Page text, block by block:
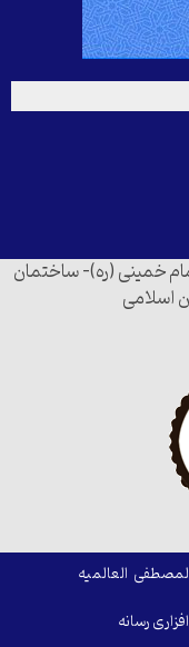
خمینی (ره)- ساختمان
اسلامی
العالمیه
رسانه